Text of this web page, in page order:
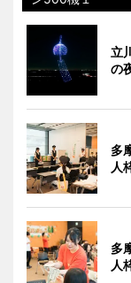
立
の
多
人
多
人